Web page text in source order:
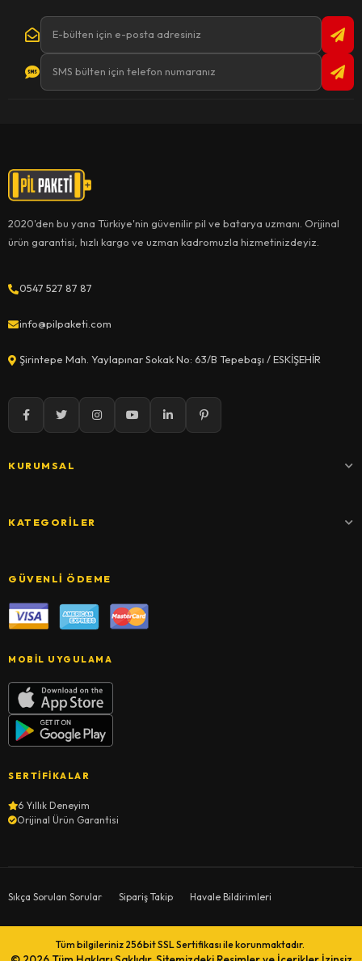
2020'den bu yana Türkiye'nin güvenilir pil ve batarya uzmanı. Orijinal
ürün garantisi, hızlı kargo ve uzman kadromuzla hizmetinizdeyiz.
0547 527 87 87
info@pilpaketi.com
Şirintepe Mah. Yaylapınar Sokak No: 63/B Tepebaşı / ESKİŞEHİR
KURUMSAL
KATEGORILER
GÜVENLI ÖDEME
MOBIL UYGULAMA
SERTIFIKALAR
6 Yıllık Deneyim
Orijinal Ürün Garantisi
Sıkça Sorulan Sorular Sipariş Takip Havale Bildirimleri
Tüm bilgileriniz 256bit SSL Sertifikası ile korunmaktadır.